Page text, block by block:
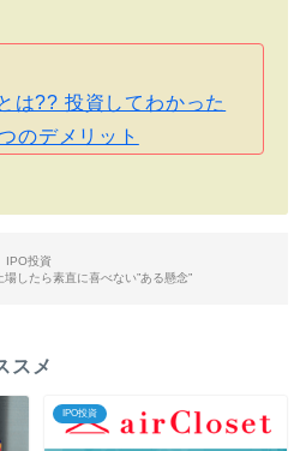
は?? 投資してわかった
のデメリット
IPO投資
したら素直に喜べない”ある懸念”
スメ
IPO投資